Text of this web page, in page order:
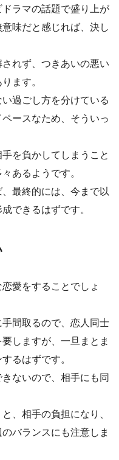
ラマの話題で盛り上が
味だと感じれば、決し
れず、つきあいの悪い
ます。
過ごし方を分けている
ースなため、そういっ
を負かしてしまうこと
あるようです。
最終的には、今まで以
できるはずです。
愛をすることでしょ
間取るので、恋人同士
しますが、一旦まとま
るはずです。
ないので、相手にも同
、相手の負担になり、
バランスにも注意しま